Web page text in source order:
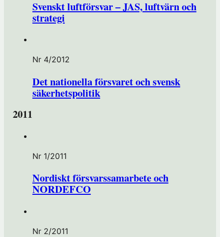
Svenskt luftförsvar – JAS, luftvärn och
strategi
Nr 4/2012
Det nationella försvaret och svensk
säkerhetspolitik
2011
Nr 1/2011
Nordiskt försvarssamarbete och
NORDEFCO
Nr 2/2011